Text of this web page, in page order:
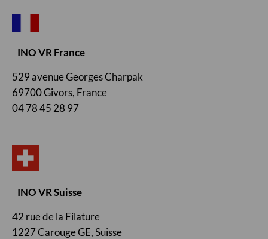
INO VR France
529 avenue Georges Charpak
69700 Givors, France
04 78 45 28 97
INO VR Suisse
42 rue de la Filature
1227 Carouge GE, Suisse